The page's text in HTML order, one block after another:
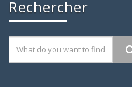
Rechercher